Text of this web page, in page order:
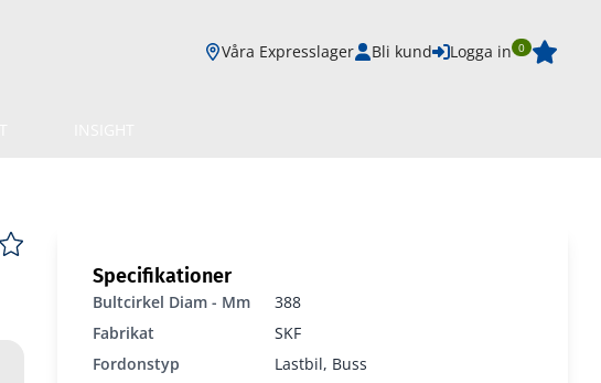
Våra Expresslager Bli kund Logga in 0
Specifikationer
Bultcirkel Diam - Mm
388
Fabrikat
SKF
Fordonstyp
Lastbil, Buss